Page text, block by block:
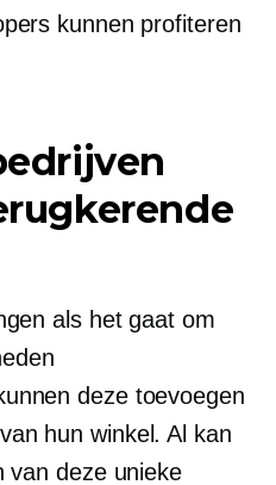
kunnen profiteren
als het gaat om
deze toevoegen
hun winkel. Al kan
van deze unieke